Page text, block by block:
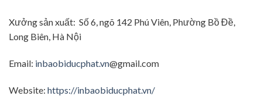
Xưởng sản xuất: Số 6, ngõ 142 Phú Viên, Phường Bồ Đề,
Long Biên, Hà Nội
Email: inbaobiducphat.vn@gmail.com
Website: https://inbaobiducphat.vn/